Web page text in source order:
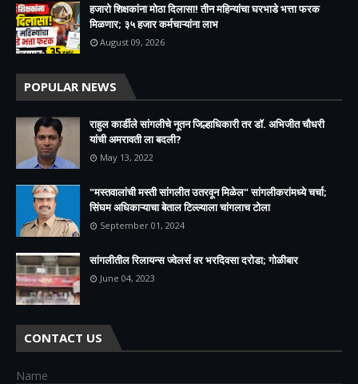
हजारो शिक्षकांना मोठा दिलासा! तीन महिन्यांचा घरभाडे भत्ता फरक
मिळणार; ३५ हजार कर्मचाऱ्यांना लाभ
August 09, 2026
POPULAR NEWS
राहुल कार्डीले सांगलीचे नूतन जिल्हाधिकारी तर डॉ. अभिजीत चौधरी
यांची अमरावती ला बदली?
May 13, 2022
"मस्तवालांची मस्ती सांगलीत उतरवून मिळेल" सांगलीकरांमध्ये चर्चा;
सिंघम अधिकाऱ्याचा बेताल टिल्ल्याला चांगलाच टोला
September 01, 2024
सांगलीतील रिलायन्स ज्वेलर्स वर भरदिवसा दरोडा; गोळीबार
June 04, 2023
CONTACT US
Name